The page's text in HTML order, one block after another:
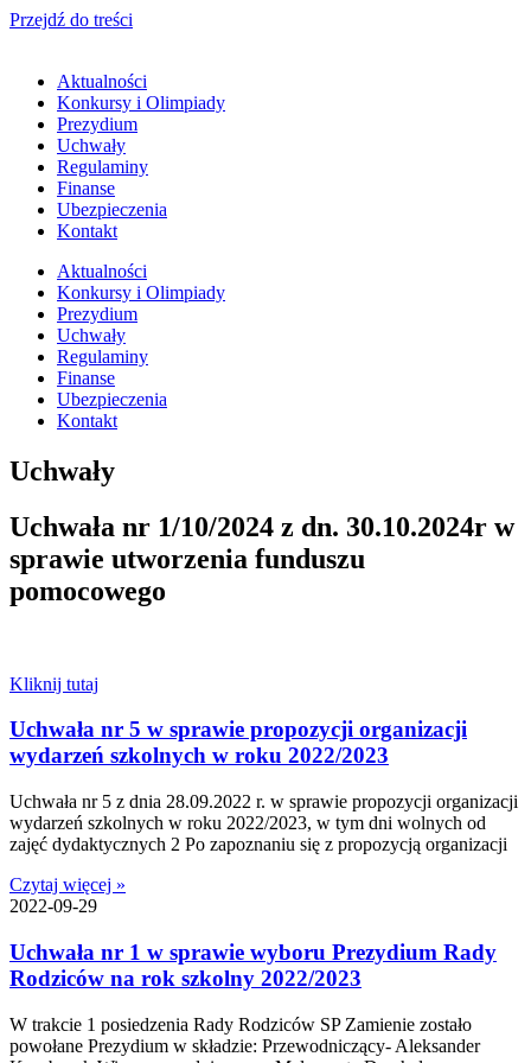
Przejdź do treści
Aktualności
Konkursy i Olimpiady
Prezydium
Uchwały
Regulaminy
Finanse
Ubezpieczenia
Kontakt
Aktualności
Konkursy i Olimpiady
Prezydium
Uchwały
Regulaminy
Finanse
Ubezpieczenia
Kontakt
Uchwały
Uchwała nr 1/10/2024 z dn. 30.10.2024r w
sprawie utworzenia funduszu
pomocowego
Kliknij tutaj
Uchwała nr 5 w sprawie propozycji organizacji
wydarzeń szkolnych w roku 2022/2023
Uchwała nr 5 z dnia 28.09.2022 r. w sprawie propozycji organizacji
wydarzeń szkolnych w roku 2022/2023, w tym dni wolnych od
zajęć dydaktycznych 2 Po zapoznaniu się z propozycją organizacji
Czytaj więcej »
2022-09-29
Uchwała nr 1 w sprawie wyboru Prezydium Rady
Rodziców na rok szkolny 2022/2023
W trakcie 1 posiedzenia Rady Rodziców SP Zamienie zostało
powołane Prezydium w składzie: Przewodniczący- Aleksander